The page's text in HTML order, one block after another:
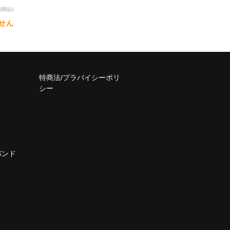
(税込)
ん
特商法/プラバイシーポリ
シー
ド